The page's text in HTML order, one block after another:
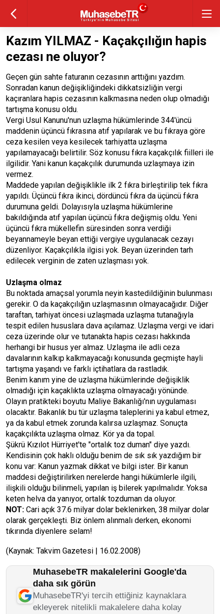
Kazım YILMAZ - Kaçakçılığın hapis
cezası ne oluyor?
Geçen gün sahte faturanın cezasının arttığını yazdım.
Sonradan kanun değişikliğindeki dikkatsizliğin vergi
kaçıranlara hapis cezasının kalkmasına neden olup olmadığı
tartışma konusu oldu.
Vergi Usul Kanunu'nun uzlaşma hükümlerinde 344'üncü
maddenin üçüncü fıkrasına atıf yapılarak ve bu fıkraya göre
ceza kesilen veya kesilecek tarhiyatta uzlaşma
yapılamayacağı belirtilir. Söz konusu fıkra kaçakçılık fiilleri ile
ilgilidir. Yani kanun kaçakçılık durumunda uzlaşmaya izin
vermez.
Maddede yapılan değişiklikle ilk 2 fıkra birleştirilip tek fıkra
yapıldı. Üçüncü fıkra ikinci, dördüncü fıkra da üçüncü fıkra
durumuna geldi. Dolayısıyla uzlaşma hükümlerine
bakıldığında atıf yapılan üçüncü fıkra değişmiş oldu. Yeni
üçüncü fıkra mükellefin süresinden sonra verdiği
beyannameyle beyan ettiği vergiye uygulanacak cezayı
düzenliyor. Kaçakçılıkla ilgisi yok. Beyan üzerinden tarh
edilecek verginin de zaten uzlaşması yok.
Uzlaşma olmaz
Bu noktada amaçsal yorumla neyin kastedildiğinin bulunması
gerekir. O da kaçakçılığın uzlaşmasının olmayacağıdır. Diğer
taraftan, tarhiyat öncesi uzlaşmada uzlaşma tutanağıyla
tespit edilen hususlara dava açılamaz. Uzlaşma vergi ve idari
ceza üzerinde olur ve tutanakta hapis cezası hakkında
herhangi bir husus yer almaz. Uzlaşma ile adli ceza
davalarının kalkıp kalkmayacağı konusunda geçmişte hayli
tartışma yaşandı ve farklı içtihatlara da rastladık.
Benim kanım yine de uzlaşma hükümlerinde değişiklik
olmadığı için kaçaklıkta uzlaşma olmayacağı yönünde.
Olayın pratikteki boyutu Maliye Bakanlığı'nın uygulaması
olacaktır. Bakanlık bu tür uzlaşma taleplerini ya kabul etmez,
ya da kabul etmek zorunda kalırsa uzlaşmaz. Sonuçta
kaçakçılıkta uzlaşma olmaz. Kör ya da topal.
Şükrü Kızılot Hürriyet'te "ortalık toz duman" diye yazdı.
Kendisinin çok haklı olduğu benim de sık sık yazdığım bir
konu var: Kanun yazmak dikkat ve bilgi ister. Bir kanun
maddesi değiştirilirken nerelerde hangi hükümlerle ilgili,
ilişkili olduğu bilinmeli, yapılan iş bilerek yapılmalıdır. Yoksa
keten helva da yanıyor, ortalık tozduman da oluyor.
NOT: Cari açık 37.6 milyar dolar beklenirken, 38 milyar dolar
olarak gerçekleşti. Biz önlem alınmalı derken, ekonomi
tıkırında diyenlere selam!
(Kaynak: Takvim Gazetesi | 16.02.2008)
MuhasebeTR makalelerini Google'da
daha sık görün
MuhasebeTR'yi tercih ettiğiniz kaynaklara
ekleyerek nitelikli makalelere daha kolay